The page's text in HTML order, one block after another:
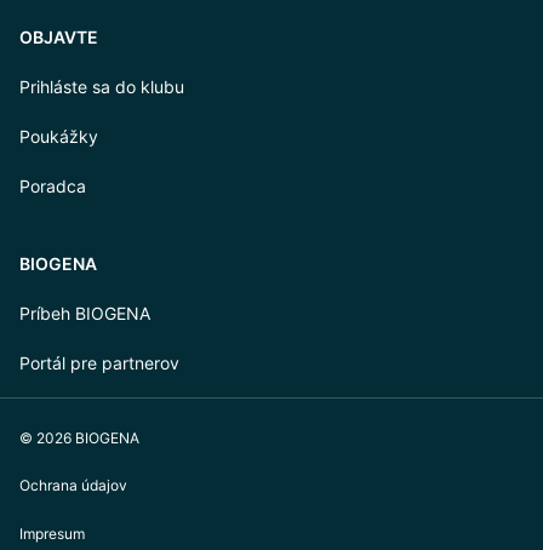
OBJAVTE
Prihláste sa do klubu
Poukážky
Poradca
BIOGENA
Príbeh BIOGENA
Portál pre partnerov
© 2026 BIOGENA
Ochrana údajov
Impresum